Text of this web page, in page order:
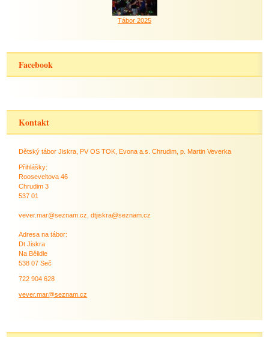
Tábor 2025
Facebook
Kontakt
Dětský tábor Jiskra, PV OS TOK, Evona a.s. Chrudim, p. Martin Veverka
Přihlášky:
Rooseveltova 46
Chrudim 3
537 01
vever.mar@seznam.cz, dtjiskra@seznam.cz
Adresa na tábor:
Dt Jiskra
Na Bělidle
538 07 Seč
722 904 628
vever.mar@seznam.cz